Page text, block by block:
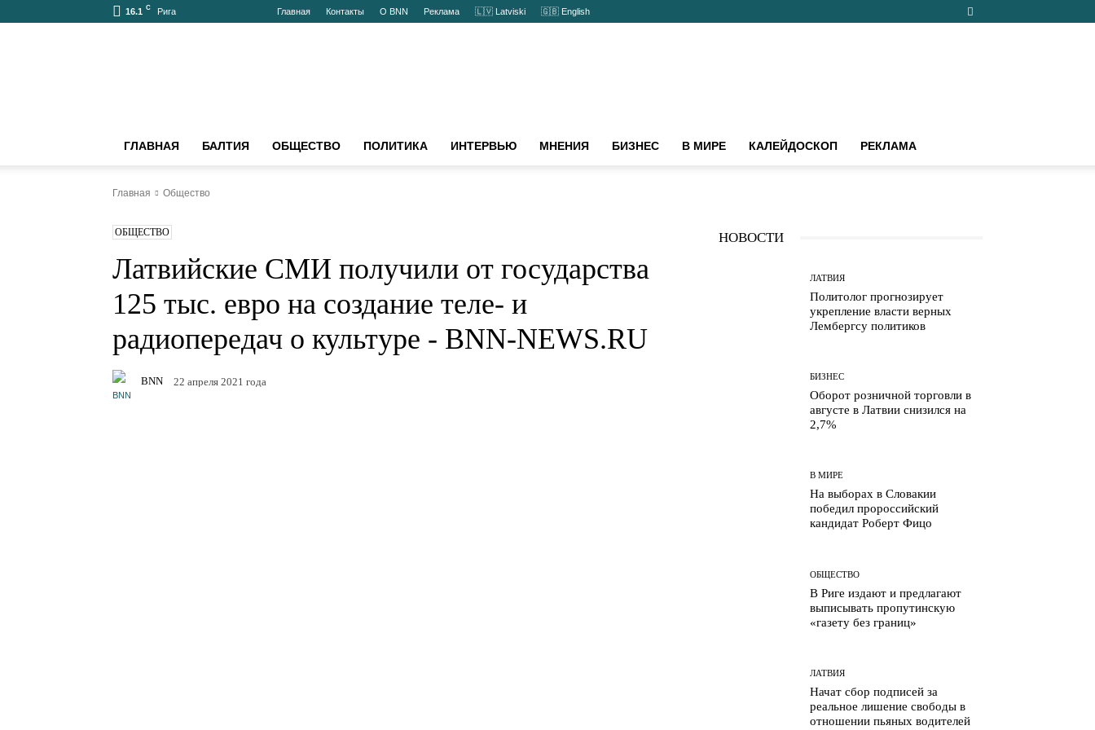
16.1 C Рига Главная Контакты О BNN Реклама 🇱🇻 Latviski 🇬🇧 English
ГЛАВНАЯ БАЛТИЯ ОБЩЕСТВО ПОЛИТИКА ИНТЕРВЬЮ МНЕНИЯ БИЗНЕС В МИРЕ КАЛЕЙДОСКОП РЕКЛАМА
Главная Общество
ОБЩЕСТВО
Латвийские СМИ получили от государства
125 тыс. евро на создание теле- и
радиопередач о культуре - BNN-NEWS.RU
BNN 22 апреля 2021 года
НОВОСТИ
ЛАТВИЯ
Политолог прогнозирует
укрепление власти верных
Лембергсу политиков
БИЗНЕС
Оборот розничной торговли в
августе в Латвии снизился на
2,7%
В МИРЕ
На выборах в Словакии
победил пророссийский
кандидат Роберт Фицо
ОБЩЕСТВО
В Риге издают и предлагают
выписывать пропутинскую
«газету без границ»
ЛАТВИЯ
Начат сбор подписей за
реальное лишение свободы в
отношении пьяных водителей